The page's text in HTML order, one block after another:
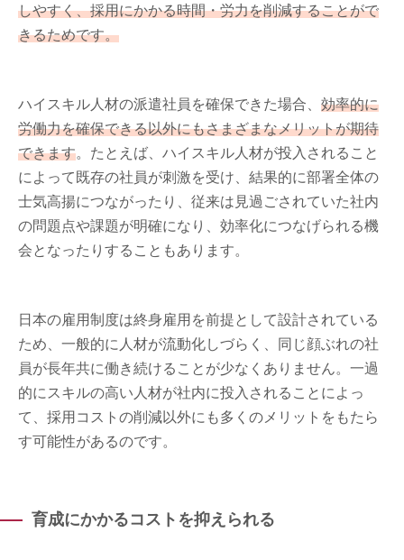
しやすく、採用にかかる時間・労力を削減することがで
きるためです。
ハイスキル人材の派遣社員を確保できた場合、 効率的に
労働力を確保できる以外にもさまざまなメリットが期待
できます。たとえば、ハイスキル人材が投入されること
によって既存の社員が刺激を受け、結果的に部署全体の
士気高揚につながったり、従来は見過ごされていた社内
の問題点や課題が明確になり、効率化につなげられる機
会となったりすることもあります。
日本の雇用制度は終身雇用を前提として設計されている
ため、一般的に人材が流動化しづらく、同じ顔ぶれの社
員が長年共に働き続けることが少なくありません。一過
的にスキルの高い人材が社内に投入されることによっ
て、採用コストの削減以外にも多くのメリットをもたら
す可能性があるのです。
育成にかかるコストを抑えられる